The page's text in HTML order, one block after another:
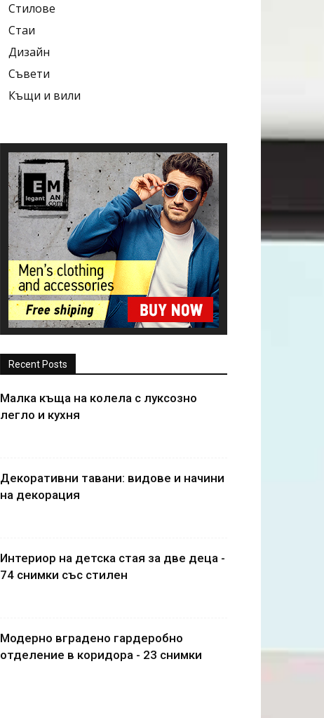
Стилове
Стаи
Дизайн
Съвети
Къщи и вили
Recent Posts
Малка къща на колела с луксозно
легло и кухня
Декоративни тавани: видове и начини
на декорация
Интериор на детска стая за две деца -
74 снимки със стилен
Модерно вградено гардеробно
отделение в коридора - 23 снимки